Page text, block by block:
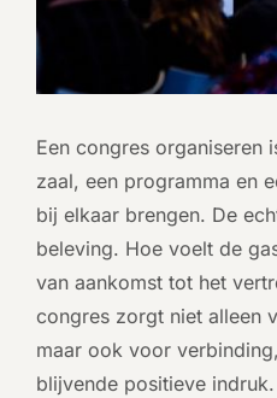
Een congres organiseren
zaal, een programma en
bij elkaar brengen. De
beleving. Hoe voelt de
van aankomst tot het
congres zorgt niet alleen
maar ook voor
blijvende positieve